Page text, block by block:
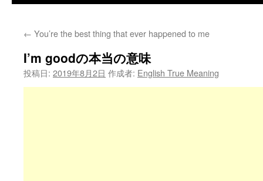
← You’re the best thing that ever happened to me
I’m goodの本当の意味
投稿日: 2019年8月2日 作成者: English True Meaning